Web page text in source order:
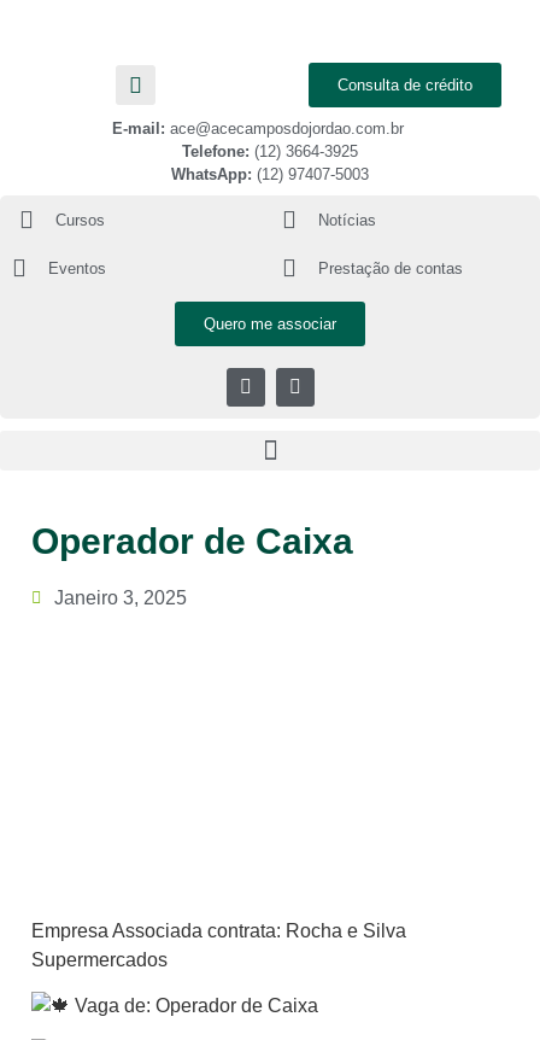
Consulta de crédito
E-mail: ace@acecamposdojordao.com.br
Telefone: (12) 3664-3925
WhatsApp: (12) 97407-5003
Cursos Notícias
Eventos Prestação de contas
Quero me associar
Operador de Caixa
Janeiro 3, 2025
Empresa Associada contrata: Rocha e Silva
Supermercados
Vaga de: Operador de Caixa